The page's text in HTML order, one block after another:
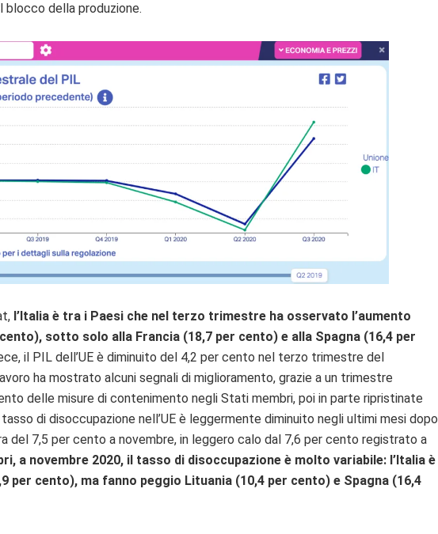
blocco della produzione.
l’Italia è tra i Paesi che nel terzo trimestre ha osservato l’aumento
sotto solo alla Francia (18,7 per cento) e alla Spagna (16,4 per
il PIL dell’UE è diminuito del 4,2 per cento nel terzo trimestre del
ha mostrato alcuni segnali di miglioramento, grazie a un trimestre
delle misure di contenimento negli Stati membri, poi in parte ripristinate
tasso di disoccupazione nell’UE è leggermente diminuito negli ultimi mesi dopo
del 7,5 per cento a novembre, in leggero calo dal 7,6 per cento registrato a
a novembre 2020, il tasso di disoccupazione è molto variabile: l’Italia è
per cento), ma fanno peggio Lituania (10,4 per cento) e Spagna (16,4